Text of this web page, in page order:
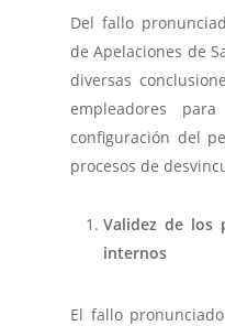
Del fallo
de Apelaciones de
diversas
empleadores
configuración del
procesos de
Validez de los
internos
El fallo